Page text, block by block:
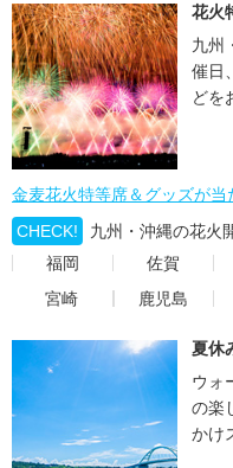
花火
九州
催日
どを
金麦花火特等席＆グッズが当
CHECK!
九州・沖縄の花火
福岡
佐賀
宮崎
鹿児島
夏休
ウォ
の楽
かけ